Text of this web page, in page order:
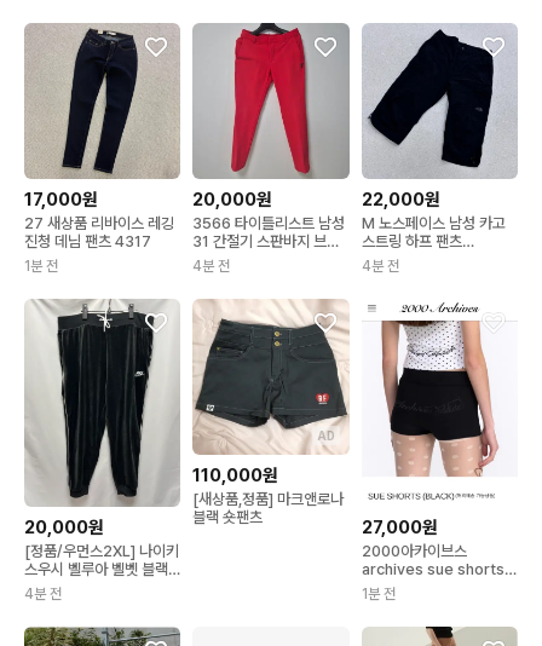
17,000원
27 새상품 리바이스 레깅
진청 데님 팬츠 4317
1분 전
20,000원
3566 타이틀리스트 남성
31 간절기 스판바지 브랜
드빌
4분 전
22,000원
M 노스페이스 남성 카고
스트링 하프 팬츠
0616E2
4분 전
20,000원
[정품/우먼스2XL] 나이키
스우시 벨루아 벨벳 블랙
트레이닝 팬츠
4분 전
AD
110,000원
[새상품,정품] 마크앤로나
블랙 숏팬츠
27,000원
2000아카이브스
archives sue shorts
팬츠 반바지
1분 전